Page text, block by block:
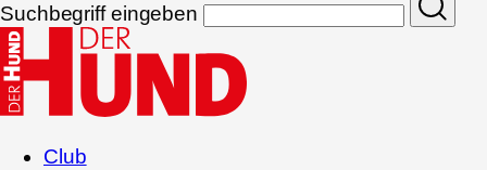
Suchbegriff eingeben
Club